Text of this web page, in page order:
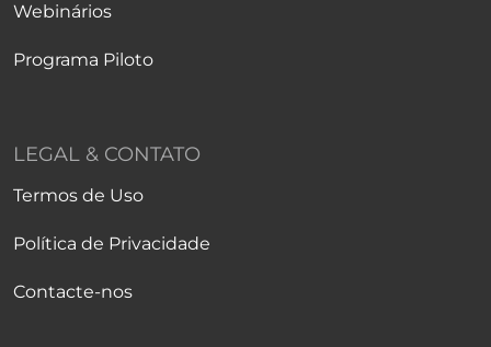
Webinários
Programa Piloto
LEGAL & CONTATO
Termos de Uso
Política de Privacidade
Contacte-nos